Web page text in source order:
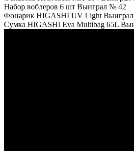
Набор воблеров 6 шт Выиграл № 42
Фонарик HIGASHI UV Light
Сумка HIGASHI Eva Multibag 65L